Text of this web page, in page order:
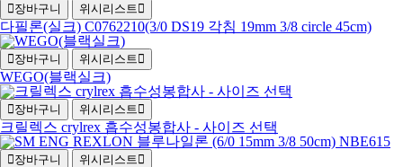
장바구니 위시리스트
다필론(실크) C0762210(3/0 DS19 각침 19mm 3/8 circle 45cm)
장바구니 위시리스트
WEGO(블랙실크)
장바구니 위시리스트
크릴렉스 crylrex 흡수성봉합사 - 사이즈 선택
장바구니 위시리스트